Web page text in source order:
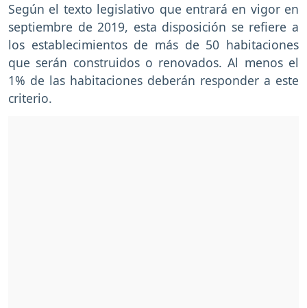
Según el texto legislativo que entrará en vigor en
septiembre de 2019, esta disposición se refiere a
los establecimientos de más de 50 habitaciones
que serán construidos o renovados. Al menos el
1% de las habitaciones deberán responder a este
criterio.